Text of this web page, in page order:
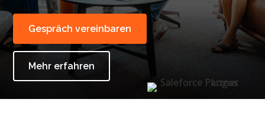
Gespräch vereinbaren
Mehr erfahren